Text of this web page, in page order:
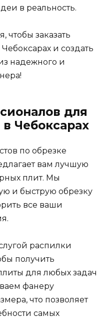
в реальность.
чтобы заказать
и создать
надежного и
для
Чебоксарах
по обрезке
вам лучшую
плит. Мы
и быструю обрезку
все ваши
распилки
получить
для любых задач
фанеру
что позволяет
самых